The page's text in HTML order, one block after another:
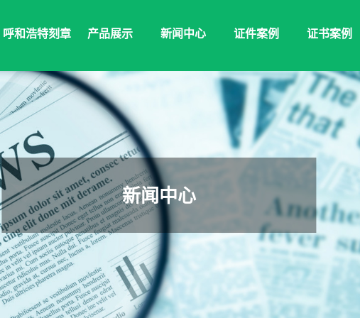
呼和浩特刻章 产品展示 新闻中心 证件案例 证书案例
新闻中心